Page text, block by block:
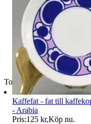
Toppsäljare
Kaffefat - fat till
- Arabia
Pris:125 kr,Köp nu.